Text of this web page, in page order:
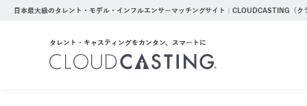
日本最大級のタレント・モデル・インフルエンサーマッチングサイト｜CLOUDCASTING（ク
タレント・キャスティングをカンタン、スマートに